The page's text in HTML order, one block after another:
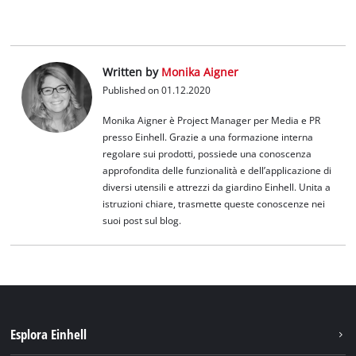
Written by Monika Aigner
Published on 01.12.2020
Monika Aigner è Project Manager per Media e PR
presso Einhell. Grazie a una formazione interna
regolare sui prodotti, possiede una conoscenza
approfondita delle funzionalità e dell’applicazione di
diversi utensili e attrezzi da giardino Einhell. Unita a
istruzioni chiare, trasmette queste conoscenze nei
suoi post sul blog.
Esplora Einhell